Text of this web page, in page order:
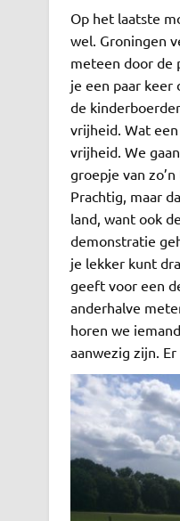
Op het laatste
wel. Groningen
meteen door de
je een paar keer
de
vrijheid. Wat
vrijheid. We
groepje van
Prachtig, maar
land, want ook
demonstratie
je lekker kunt
geeft voor een
anderhalve
horen we
aanwezig zijn.